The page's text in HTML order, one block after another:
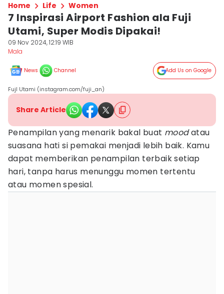
Home Life Women
7 Inspirasi Airport Fashion ala Fuji
Utami, Super Modis Dipakai!
09 Nov 2024, 12:19 WIB
Mala
News Channel Add Us on Google
FujI Utami (instagram.com/fuji_an)
Share Article
Penampilan yang menarik bakal buat moodatau
suasana hati si pemakai menjadi lebih baik. Kamu
dapat memberikan penampilan terbaik setiap
hari, tanpa harus menunggu momen tertentu
atau momen spesial.